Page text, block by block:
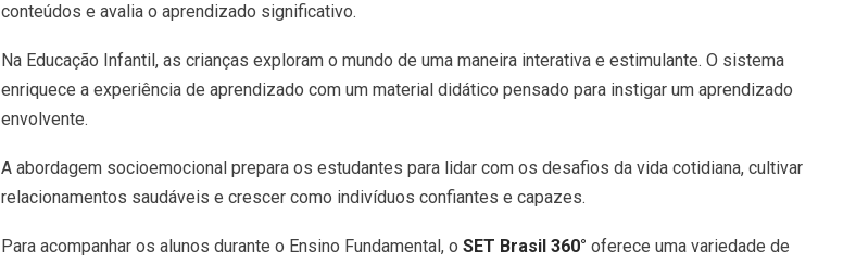
conteúdos e avalia o aprendizado significativo.
Na Educação Infantil, as crianças exploram o mundo de uma maneira interativa e estimulante. O sistema
enriquece a experiência de aprendizado com um material didático pensado para instigar um aprendizado
envolvente.
A abordagem socioemocional prepara os estudantes para lidar com os desafios da vida cotidiana, cultivar
relacionamentos saudáveis e crescer como indivíduos confiantes e capazes.
Para acompanhar os alunos durante o Ensino Fundamental, o SET Brasil 360° oferece uma variedade de